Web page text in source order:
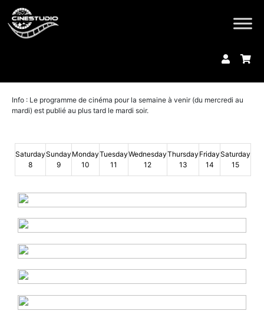
Info : Le programme de cinéma pour la semaine à venir (du mercredi au
mardi) est publié au plus tard le mardi soir.
Saturday
8
Sunday
9
Monday
10
Tuesday
11
Wednesday
12
Thursday
13
Friday
14
Saturday
15